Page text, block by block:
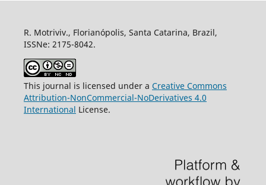
R. Motriviv., Florianópolis, Santa Catarina, Brazil,
ISSNe: 2175-8042.
This journal is licensed under a Creative Commons
Attribution-NonCommercial-NoDerivatives 4.0
International License.